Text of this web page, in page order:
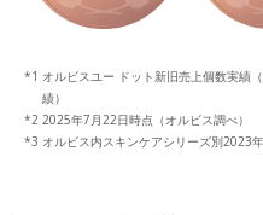
オルビスユー ドット新旧売上個数実績
績）
2025年7月22日時点（オルビス調べ）
オルビス内スキンケアシリーズ別2023